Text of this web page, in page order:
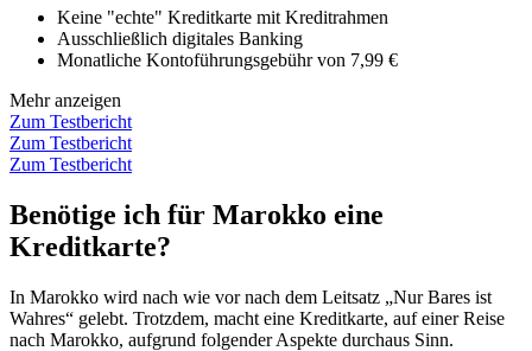
Keine "echte" Kreditkarte mit Kreditrahmen
Ausschließlich digitales Banking
Monatliche Kontoführungsgebühr von 7,99 €
Mehr anzeigen
Zum Testbericht
Zum Testbericht
Zum Testbericht
Benötige ich für Marokko eine
Kreditkarte?
In Marokko wird nach wie vor nach dem Leitsatz „Nur Bares ist
Wahres“ gelebt. Trotzdem, macht eine Kreditkarte, auf einer Reise
nach Marokko, aufgrund folgender Aspekte durchaus Sinn.